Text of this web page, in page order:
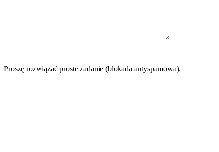
Proszę rozwiązać proste zadanie (blokada antyspamowa):